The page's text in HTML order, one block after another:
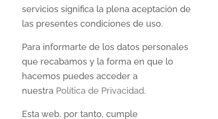
servicios significa la plena aceptación de
las presentes condiciones de uso.
Para informarte de los datos personales
que recabamos y la forma en que lo
hacemos puedes acceder a
nuestra Política de Privacidad.
Esta web, por tanto, cumple